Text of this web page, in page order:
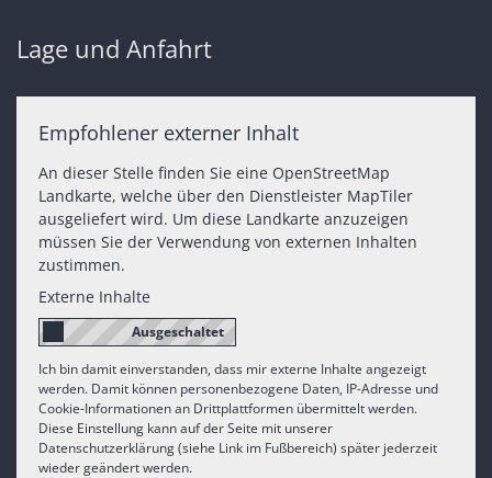
Lage und Anfahrt
Empfohlener externer Inhalt
An dieser Stelle finden Sie eine OpenStreetMap
Landkarte, welche über den Dienstleister MapTiler
ausgeliefert wird. Um diese Landkarte anzuzeigen
müssen Sie der Verwendung von externen Inhalten
zustimmen.
Externe Inhalte
Ich bin damit einverstanden, dass mir externe Inhalte angezeigt
werden. Damit können personenbezogene Daten, IP-Adresse und
Cookie-Informationen an Drittplattformen übermittelt werden.
Diese Einstellung kann auf der Seite mit unserer
Datenschutzerklärung (siehe Link im Fußbereich) später jederzeit
wieder geändert werden.